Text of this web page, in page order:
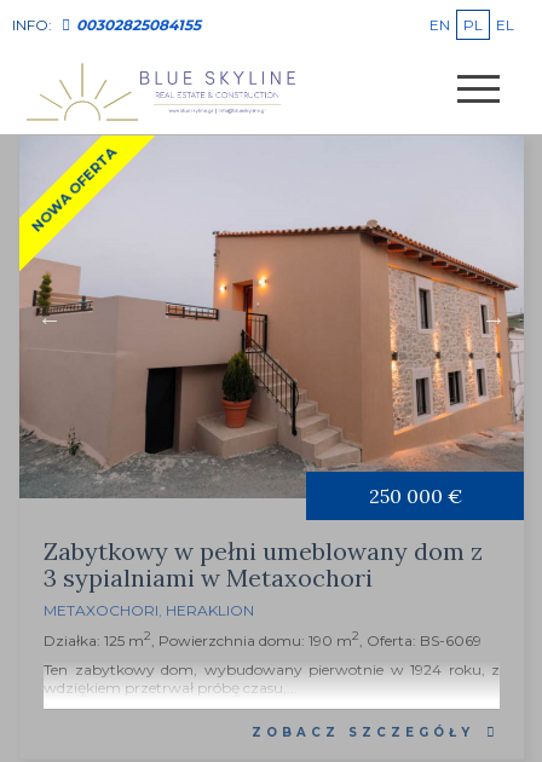
INFO: 00302825084155 EN PL EL
NOWA OFERTA
250 000 €
Zabytkowy w pełni umeblowany dom z
3 sypialniami w Metaxochori
METAXOCHORI, HERAKLION
Działka: 125 m2, Powierzchnia domu: 190 m2, Oferta: BS-6069
Ten zabytkowy dom, wybudowany pierwotnie w 1924 roku, z
wdziękiem przetrwał próbę czasu,...
ZOBACZ SZCZEGÓŁY